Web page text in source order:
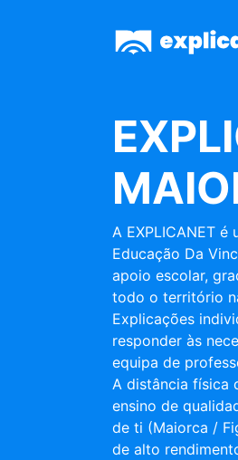
A EXPLICANET
Educação Da
apoio escolar,
todo o território
Explicações
responder às
equipa de
A distância física
ensino de
de ti (Maiorca /
de alto